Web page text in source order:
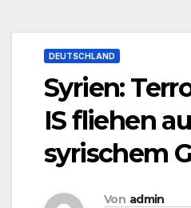
DEUTSCHLAND
Syrien:
IS fliehen
syrischem
Von admin